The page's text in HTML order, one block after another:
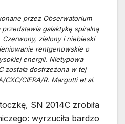
przez Obserwatorium
galaktykę spiralną
Czerwony, zielony i niebieski
rentgenowskie o
energii. Nietypowa
została dostrzeżona w tej
CXC/CIERA/R. Margutti et al.
SN 2014C zrobiła
wyrzuciła bardzo